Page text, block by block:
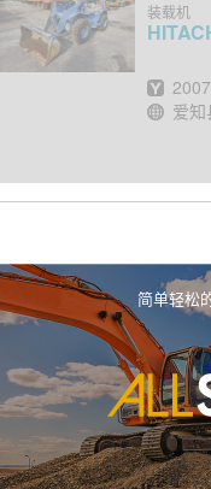
装载机
出厂
2007
地点
爱
简单轻松